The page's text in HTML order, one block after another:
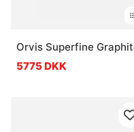
Orvis Superfine
5775 DKK